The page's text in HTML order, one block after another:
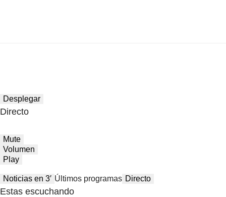
Desplegar
Directo
Mute
Volumen
Play
Noticias en 3′ Últimos programas Directo
Estas escuchando